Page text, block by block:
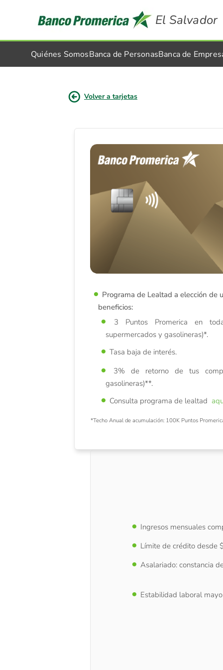
El Salvador
Quiénes SomosBanca de PersonasBanca de
Volver a tarjetas
Programa de Lealtad a elección de
beneficios:
3 Puntos Promerica en
supermercados y gasolineras)*.
Tasa baja de interés.
3% de retorno de tus
gasolineras)**.
Consulta programa de lealtad
*Techo Anual de acumulación: 100K Puntos
Ingresos mensuales
Límite de crédito desde
Asalariado: constancia
Estabilidad laboral